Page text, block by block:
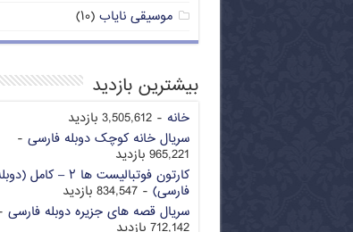
موسیقی نایاب (۱۰)
بیشترین بازدید
خانه - 3,505,612 بازدید
سریال خانه کوچک دوبله فارسی -
965,221 بازدید
کارتون فوتبالیست ها ۲ – کامل
فارسی) - 834,547 بازدید
سریال قصه های جزیره دوبله فارسی